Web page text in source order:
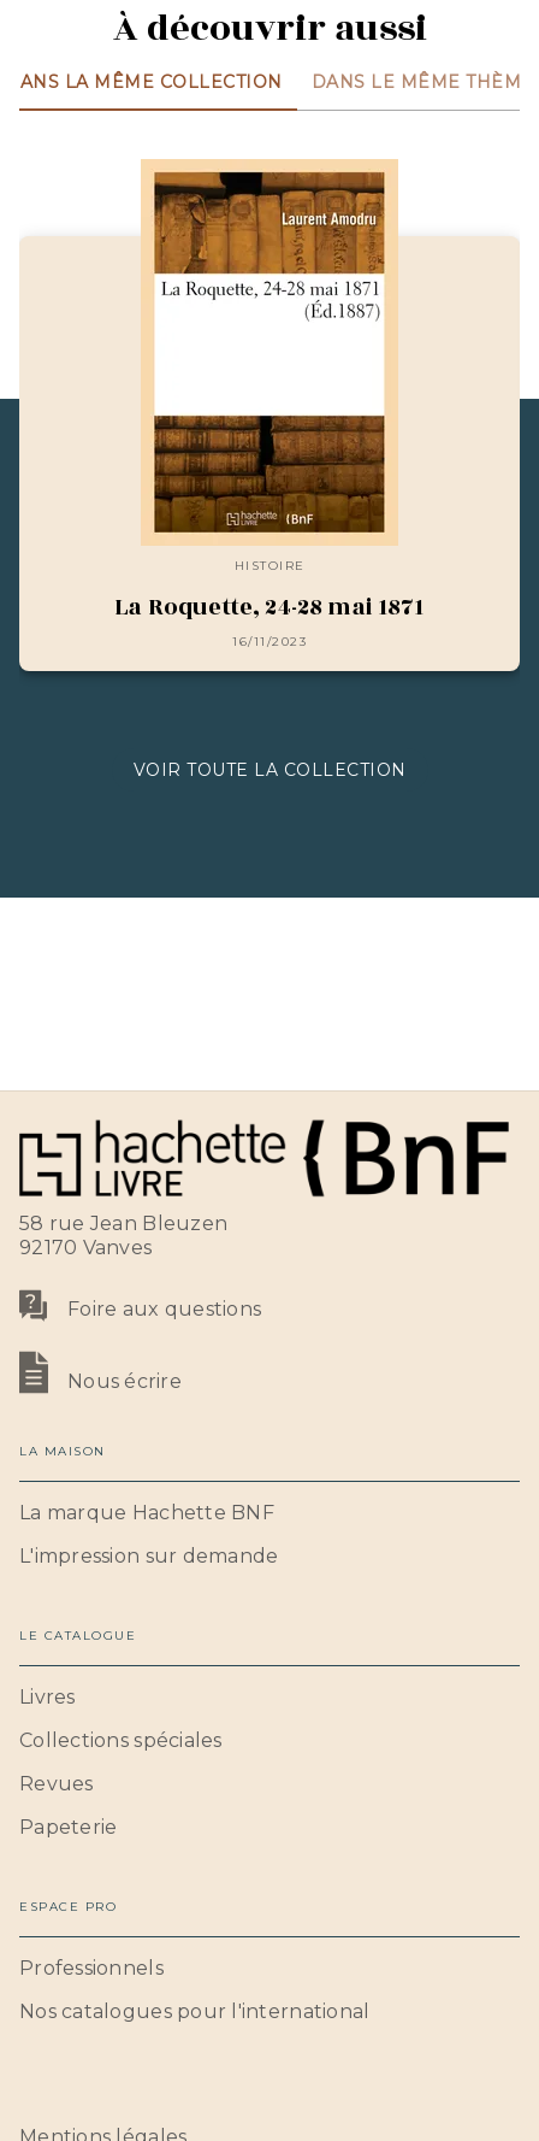
À découvrir aussi
DANS LA MÊME COLLECTION DANS LE MÊME THÈME
HISTOIRE
La Roquette, 24-28 mai 1871
16/11/2023
VOIR TOUTE LA COLLECTION
58 rue Jean Bleuzen
92170 Vanves
Foire aux questions
Nous écrire
LA MAISON
La marque Hachette BNF
L'impression sur demande
LE CATALOGUE
Livres
Collections spéciales
Revues
Papeterie
ESPACE PRO
Professionnels
Nos catalogues pour l'international
Mentions légales